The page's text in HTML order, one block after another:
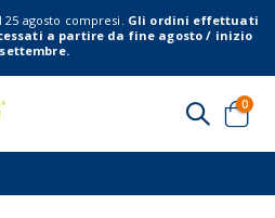
agosto compresi. Gli ordini effettuati
a partire da fine agosto / inizio
settembre.
Cart
0